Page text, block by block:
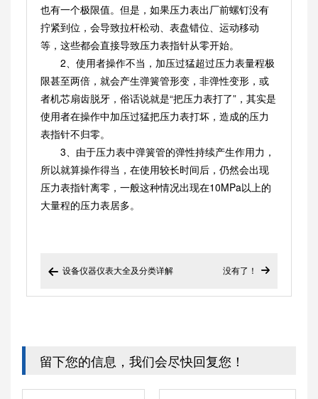
也有一个极限值。但是，如果压力表出厂前螺钉没有
拧紧到位，会导致拉杆松动、表盘错位、运动移动
等，这些都会直接导致压力表指针从零开始。
2、使用者操作不当，加压过猛超过压力表量程极
限甚至两倍，就会产生弹簧管形变，非弹性变形，或
者机芯扇齿脱牙，俗话说就是“把压力表打了”，其实是
使用者在操作中加压过猛把压力表打坏，造成的压力
表指针不归零。
3、由于压力表中弹簧管的弹性持续产生作用力，
所以就算操作得当，在使用较长时间后，仍然会出现
压力表指针离零，一般这种情况出现在10MPa以上的
大量程的压力表居多。
 设备仪器仪表大全及分类详解 
没有了！
留下您的信息，我们会尽快回复您！